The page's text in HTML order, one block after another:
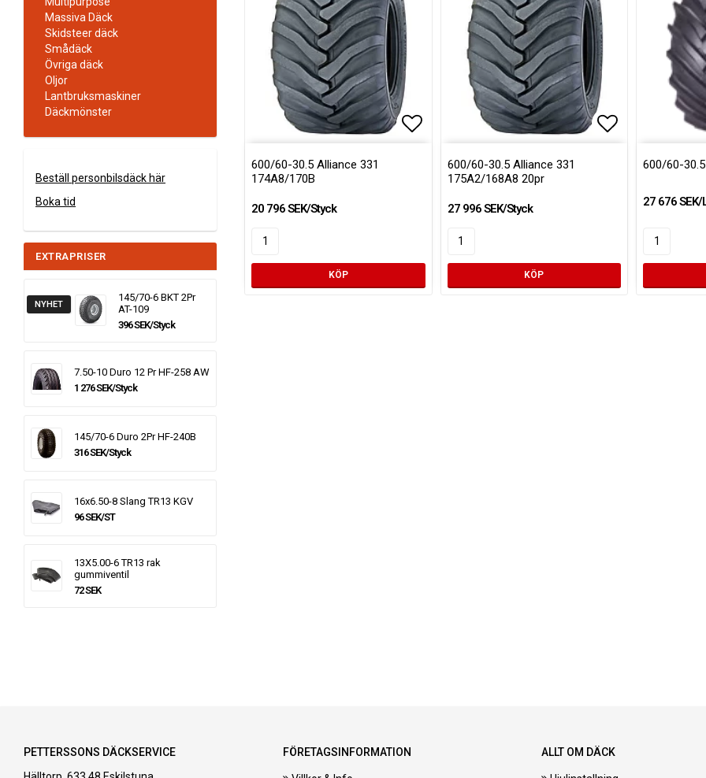
Massiva Däck
Skidsteer däck
Smådäck
Övriga däck
Oljor
Lantbruksmaskiner
Däckmönster
Beställ personbilsdäck här
Boka tid
EXTRAPRISER
NYHET
145/70-6 BKT 2Pr
AT-109
396 SEK/Styck
7.50-10 Duro 12 Pr HF-258 AW
1 276 SEK/Styck
145/70-6 Duro 2Pr HF-240B
316 SEK/Styck
16x6.50-8 Slang TR13 KGV
96 SEK/ST
13X5.00-6 TR13 rak
gummiventil
72 SEK
600/60-30.5 Alliance 331
174A8/170B
20 796 SEK/Styck
KÖP
600/60-30.5 Alliance 331
175A2/168A8 20pr
27 996 SEK/Styck
KÖP
600/60-
27 676
PETTERSSONS DÄCKSERVICE
FÖRETAGSINFORMATION ALLT OM DÄCK